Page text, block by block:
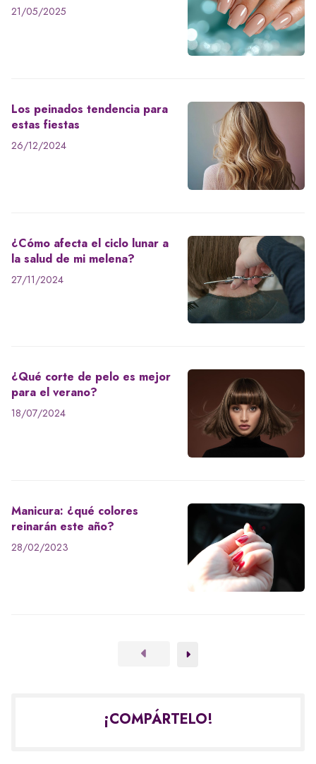
21/05/2025
Los peinados tendencia para
estas fiestas
26/12/2024
¿Cómo afecta el ciclo lunar a
la salud de mi melena?
27/11/2024
¿Qué corte de pelo es mejor
para el verano?
18/07/2024
Manicura: ¿qué colores
reinarán este año?
28/02/2023
¡COMPÁRTELO!